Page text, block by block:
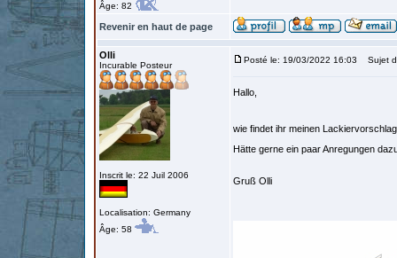
Âge: 82
Revenir en haut de page
Olli
Incurable Posteur
Inscrit le: 22 Juil 2006
Localisation: Germany
Âge: 58
Posté le: 19/03/2022 16:03 Sujet
Hallo,
wie findet ihr meinen
Hätte gerne ein paar Anregungen
Gruß Olli